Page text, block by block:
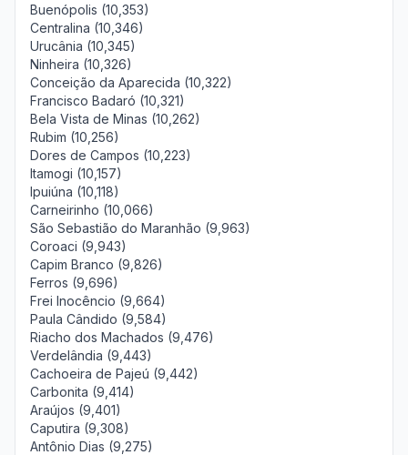
Buenópolis (10,353)
Centralina (10,346)
Urucânia (10,345)
Ninheira (10,326)
Conceição da Aparecida (10,322)
Francisco Badaró (10,321)
Bela Vista de Minas (10,262)
Rubim (10,256)
Dores de Campos (10,223)
Itamogi (10,157)
Ipuiúna (10,118)
Carneirinho (10,066)
São Sebastião do Maranhão (9,963)
Coroaci (9,943)
Capim Branco (9,826)
Ferros (9,696)
Frei Inocêncio (9,664)
Paula Cândido (9,584)
Riacho dos Machados (9,476)
Verdelândia (9,443)
Cachoeira de Pajeú (9,442)
Carbonita (9,414)
Araújos (9,401)
Caputira (9,308)
Antônio Dias (9,275)